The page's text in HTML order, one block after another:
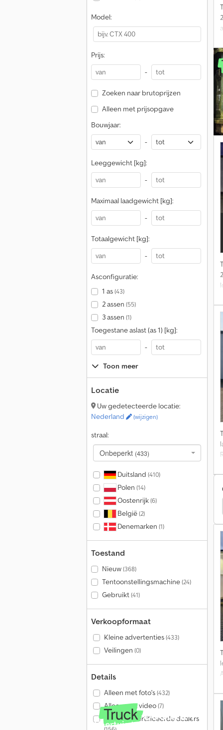
Model:
Prijs:
-
Zoeken naar brutoprijzen
Alleen met prijsopgave
Bouwjaar:
-
Leeggewicht [kg]:
-
Maximaal laadgewicht [kg]:
-
Totaalgewicht [kg]:
-
Asconfiguratie:
1 as(43)
2 assen (55)
3 assen (1)
Toegestane aslast (as 1) [kg]:
-
Toon meer
Locatie
Uw gedetecteerde locatie:
Nederland
(wijzigen)
straal:
Onbeperkt (433)
Duitsland (410)
Polen (14)
Oostenrijk(6)
België(2)
Denemarken (1)
Toestand
Nieuw(368)
Tentoonstellingsmachine(24)
Gebruikt(41)
Verkoopformaat
Kleine advertenties(433)
Veilingen (0)
Details
Alleen met foto's(432)
Alleen met video(7)
Alleen gecertificeerde dealers
Voertuig te koop?
Verkoopaanhangers / Aanhangwagens Verkoop